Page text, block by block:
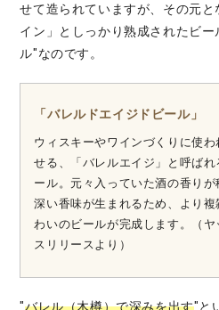
せて造られていますが、その元
イン」としっかり熟成されたビ
ル"なのです。
「バレルドエイジドビール」
ウィスキーやワインづくりに使
せる、「バレルエイジ」と呼ば
ール。元々入っていた酒の香り
深い香味が生まれるため、より
わいのビールが完成します。（
スリリースより）
"バレル（木樽）で深みを出す"と